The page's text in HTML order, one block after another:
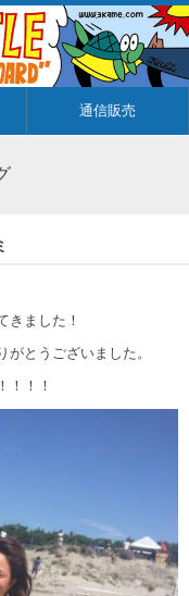
通信販売
きました！
とうございました。
！！！